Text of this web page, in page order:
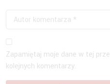
Zapamiętaj moje dane w tej
kolejnych komentarzy.